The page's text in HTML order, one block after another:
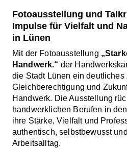
Fotoausstellung und
Impulse für Vielfalt und
in Lünen
Mit der Fotoausstellung
Handwerk.“ der
die Stadt Lünen ein deutliches
Gleichberechtigung und
Handwerk. Die Ausstellung
handwerklichen Berufen in
ihre Stärke, Vielfalt und
authentisch, selbstbewusst
Arbeitsalltag.